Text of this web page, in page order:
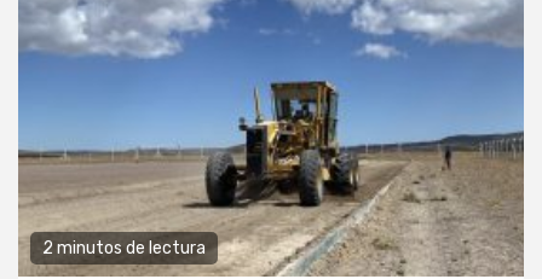
2 minutos de lectura